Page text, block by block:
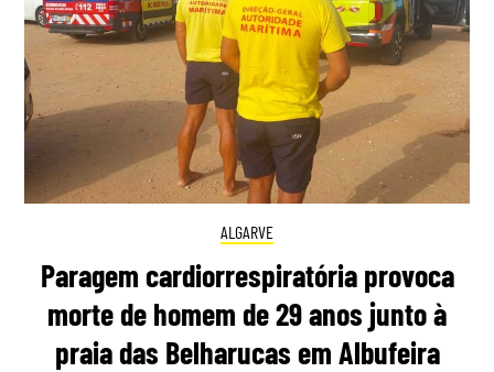
ALGARVE
Paragem cardiorrespiratória provoca
morte de homem de 29 anos junto à
praia das Belharucas em Albufeira